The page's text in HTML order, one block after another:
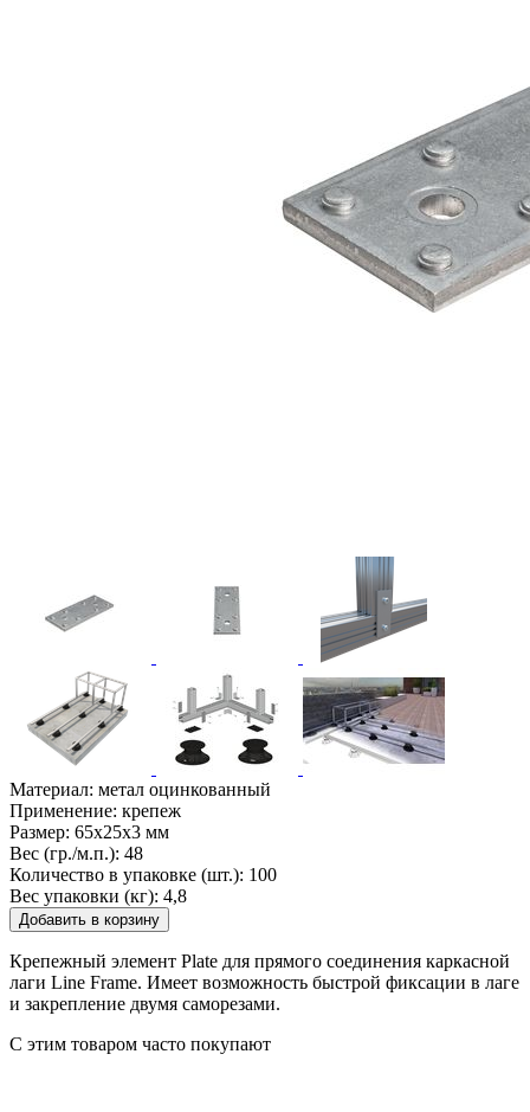
Материал: метал оцинкованный
Применение: крепеж
Размер: 65x25x3 мм
Вес (гр./м.п.): 48
Количество в упаковке (шт.): 100
Вес упаковки (кг): 4,8
Добавить в корзину
Крепежный элемент Plate для прямого соединения каркасной
лаги Line Frame. Имеет возможность быстрой фиксации в лаге
и закрепление двумя саморезами.
С этим товаром часто покупают